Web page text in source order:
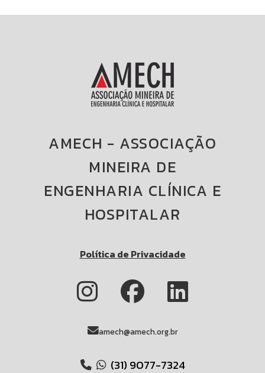
AMECH - ASSOCIAÇÃO
MINEIRA DE
ENGENHARIA CLÍNICA E
HOSPITALAR
Política de Privacidade
amech@amech.org.br
(31) 9077-7324